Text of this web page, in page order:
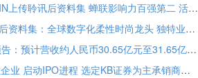
时尚生活方式巨头SHEIN上传聆讯后资料集 蝉联影响力百强第二 活跃顾客达2.73亿
希音向联交所上传聆讯后资料集：全球数字化柔性时尚龙头 独特业务模式构筑坚固护城河
澳优2026半年度业绩预告：预计营收约人民币30.65亿元至31.65亿元 核心业务基础保持稳定
Tesollo，机器人手专业企业 启动IPO进程 选定KB证券为主承销商